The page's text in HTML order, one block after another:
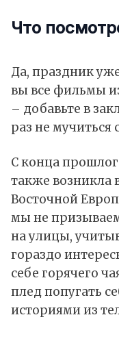
Что
Да, праздник
вы все фильмы
– добавьте в
раз не
С конца
также возникла
Восточной
мы не
на улицы,
гораздо
себе горячего
плед попугать
историями из